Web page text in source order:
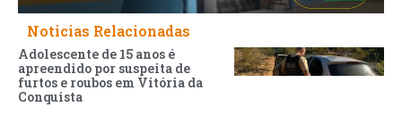
Noticias Relacionadas
Adolescente de 15 anos é
apreendido por suspeita de
furtos e roubos em Vitória da
Conquista